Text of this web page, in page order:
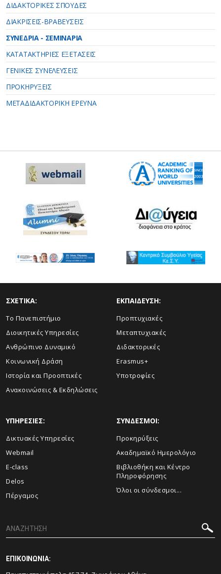
ΔΙΔΑΚΤΟΡΙΚΕΣ ΣΠΟΥΔΕΣ
ΔΙΑΚΡΙΣΕΙΣ-ΒΡΑΒΕΥΣΕΙΣ
ΣΥΝΕΔΡΙΑ - ΣΕΜΙΝΑΡΙΑ
ΚΑΤΑΤΑΚΤΗΡΙΕΣ ΕΞΕΤΑΣΕΙΣ
ΓΕΝΙΚΕΣ ΣΥΝΕΛΕΥΣΕΙΣ
ΠΡΟΚΗΡΥΞΕΙΣ
ΜΕΤΑΔΙΔΑΚΤΟΡΙΚΗ ΕΡΕΥΝΑ
ΣΧΕΤΙΚΑ:
Το Πανεπιστήμιο
Διοικητικές Υπηρεσίες
Ανθρώπινο Δυναμικό
Κοινωνική Δράση
Ιστορία και Προοπτικές
Aνακοινώσεις & Εκδηλώσεις
ΕΚΠΑΙΔΕΥΣΗ:
Προπτυχιακές
Μεταπτυχιακές
Διδακτορικές
Erasmus+
Υποτροφίες
ΥΠΗΡΕΣΙΕΣ:
Δικτυακές Υπηρεσίες
Webmail
E-class
Delos
Πέργαμος
ΣΥΝΔΕΣΜΟΙ:
Προκηρύξεις
Ακαδημαϊκό Ημερολόγιο
Βιβλιοθήκη και Κέντρο
Πληροφόρησης
Όλοι οι σύνδεσμοι...
ΕΠΙΚΟΙΝΩΝΙΑ: